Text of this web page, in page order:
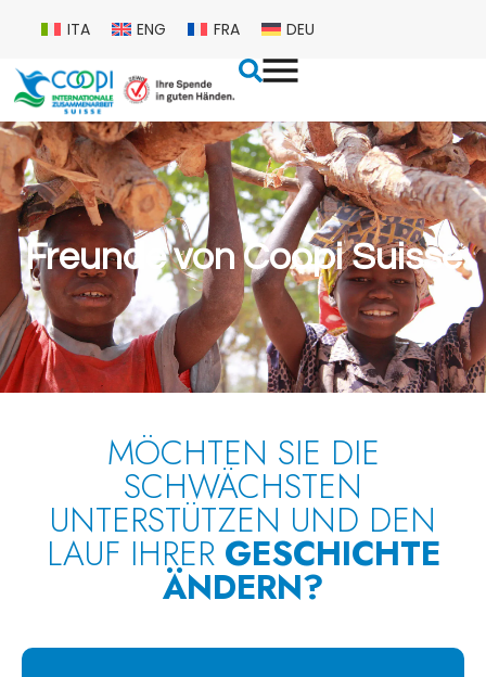
ITA ENG FRA DEU
Freunde von Coopi Suisse
MÖCHTEN SIE DIE
SCHWÄCHSTEN
UNTERSTÜTZEN UND DEN
LAUF IHRERGESCHICHTE
ÄNDERN?